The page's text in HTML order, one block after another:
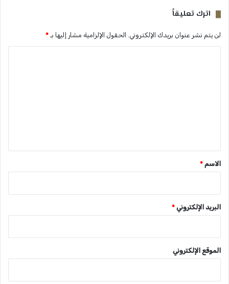
اترك تعليقاً
لن يتم نشر عنوان بريدك الإلكتروني. الحقول الإلزامية مشار إليها بـ *
*الاسم *
البريد الإلكتروني *
الموقع الإلكتروني